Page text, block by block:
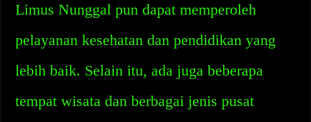
Limus Nunggal pun dapat memperoleh
pelayanan kesehatan dan pendidikan yang
lebih baik. Selain itu, ada juga beberapa
tempat wisata dan berbagai jenis pusat